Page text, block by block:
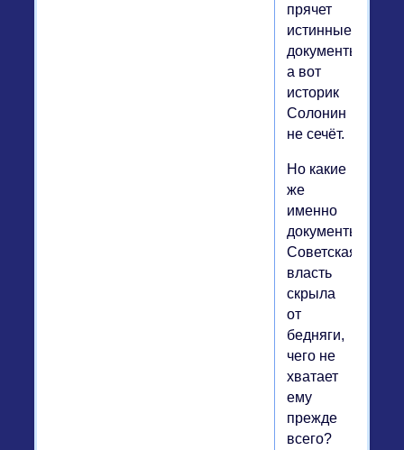
прячет
истинные
документы,
а вот
историк
Солонин
не сечёт.
Но какие
же
именно
документы
Советская
власть
скрыла
от
бедняги,
чего не
хватает
ему
прежде
всего?